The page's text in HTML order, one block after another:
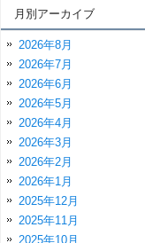
月別アーカイブ
2026年8月
2026年7月
2026年6月
2026年5月
2026年4月
2026年3月
2026年2月
2026年1月
2025年12月
2025年11月
2025年10月